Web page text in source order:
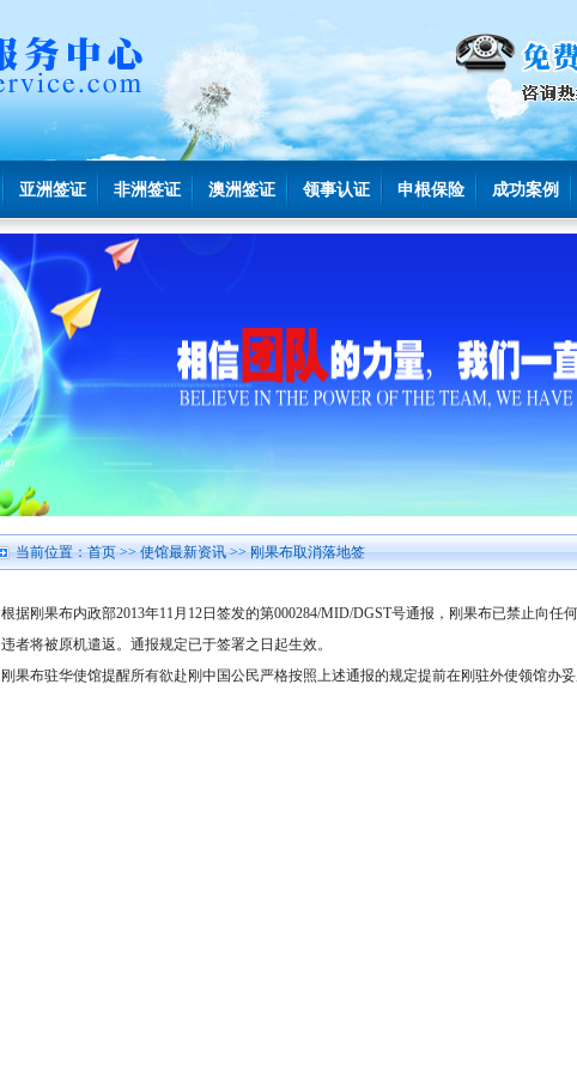
亚洲签证 非洲签证 澳洲签证 领事认证 申根保险 成功案例
当前位置：首页>>使馆最新资讯>> 刚果布取消落地签
根据刚果布内政部2013年11月12日签发的第000284/MID/DGST号通报，刚果布已禁止向任
违者将被原机遣返。通报规定已于签署之日起生效。
刚果布驻华使馆提醒所有欲赴刚中国公民严格按照上述通报的规定提前在刚驻外使领馆办妥